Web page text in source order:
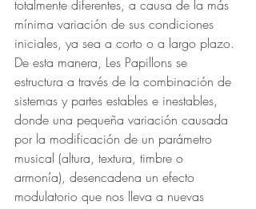
totalmente diferentes, a causa de la más
mínima variación de sus condiciones
iniciales, ya sea a corto o a largo plazo.
De esta manera, Les Papillons se
estructura a través de la combinación de
sistemas y partes estables e inestables,
donde una pequeña variación causada
por la modificación de un parámetro
musical (altura, textura, timbre o
armonía), desencadena un efecto
modulatorio que nos lleva a nuevas